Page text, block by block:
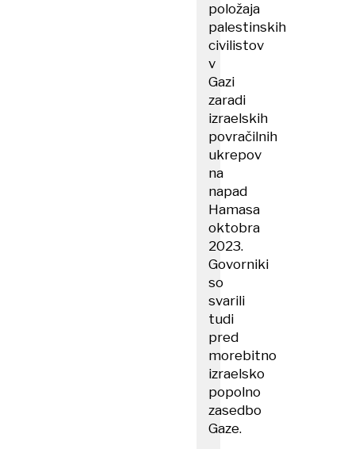
položaja
palestinskih
civilistov
v
Gazi
zaradi
izraelskih
povračilnih
ukrepov
na
napad
Hamasa
oktobra
2023.
Govorniki
so
svarili
tudi
pred
morebitno
izraelsko
popolno
zasedbo
Gaze.